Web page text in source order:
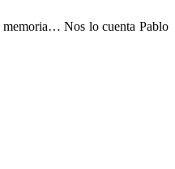
Nos lo cuenta Pablo